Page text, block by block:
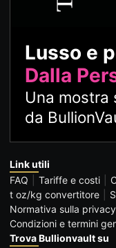
Lusso e
Dalla
Una mostra
da
Link utili
FAQ
Tariffe e costi
t oz/kg convertitore
Normativa sulla privacy
Condizioni e termini
Trova Bullionvault su